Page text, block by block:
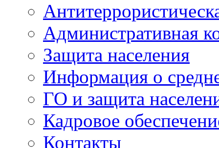
Административная
Защита населения
Информация о
ГО и защита
Кадровое
Контакты